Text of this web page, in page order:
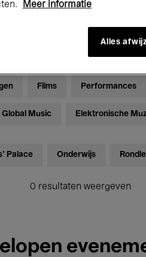
Films Performances
Global Music Elektronische
Palace Onderwijs
0 resultaten weergeven
Meer informatie
Alles